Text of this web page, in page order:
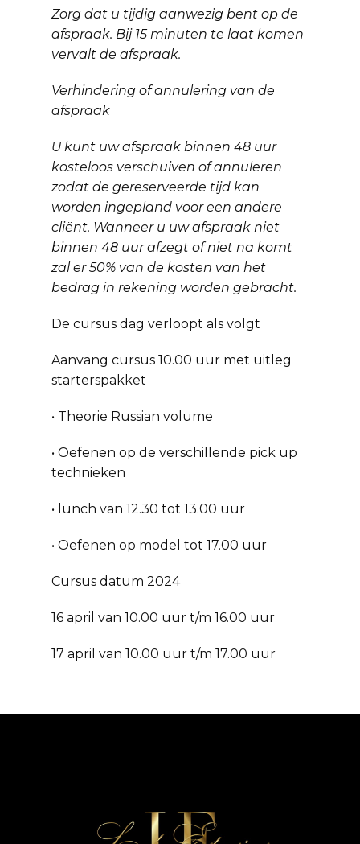
Zorg dat u tijdig aanwezig bent op de
afspraak. Bij 15 minuten te laat komen
vervalt de afspraak.
Verhindering of annulering van de
afspraak
U kunt uw afspraak binnen 48 uur
kosteloos verschuiven of annuleren
zodat de gereserveerde tijd kan
worden ingepland voor een andere
cliënt. Wanneer u uw afspraak niet
binnen 48 uur afzegt of niet na komt
zal er 50% van de kosten van het
bedrag in rekening worden gebracht.
De cursus dag verloopt als volgt
Aanvang cursus 10.00 uur met uitleg
starterspakket
• Theorie Russian volume
• Oefenen op de verschillende pick up
technieken
• lunch van 12.30 tot 13.00 uur
• Oefenen op model tot 17.00 uur
Cursus datum 2024
16 april van 10.00 uur t/m 16.00 uur
17 april van 10.00 uur t/m 17.00 uur